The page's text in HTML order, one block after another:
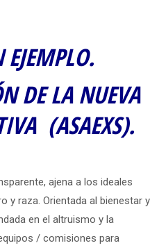
DE LA NUEVA
(ASAEXS).
ajena a los ideales
y raza. Orientada al bienestar y
en el altruismo y la
/ comisiones para